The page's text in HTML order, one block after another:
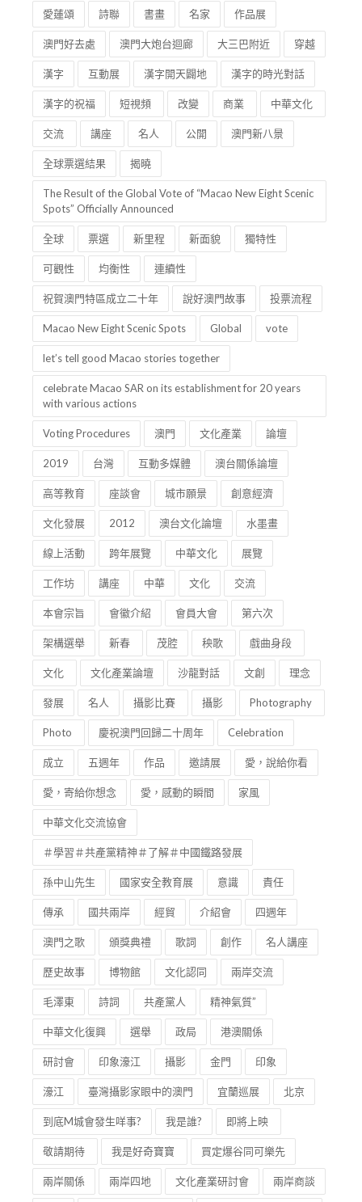
愛蓮頌 詩聯 書畫 名家 作品展
澳門好去處 澳門大炮台迴廊 大三巴附近 穿越
漢字 互動展 漢字開天闢地 漢字的時光對話
漢字的祝福 短視頻 改變 商業 中華文化
交流 講座 名人 公開 澳門新八景
全球票選結果 揭曉
The Result of the Global Vote of “Macao New Eight Scenic
Spots” Officially Announced
全球 票選 新里程 新面貌 獨特性
可觀性 均衡性 連續性
祝賀澳門特區成立二十年 說好澳門故事 投票流程
Macao New Eight Scenic Spots Global vote
let’s tell good Macao stories together
celebrate Macao SAR on its establishment for 20 years
with various actions
Voting Procedures 澳門 文化產業 論壇
2019 台灣 互動多媒體 澳台關係論壇
高等教育 座談會 城市願景 創意經濟
文化發展 2012 澳台文化論壇 水墨畫
線上活動 跨年展覽 中華文化 展覽
工作坊 講座 中華 文化 交流
本會宗旨 會徽介紹 會員大會 第六次
架構選舉 新春 茂腔 秧歌 戲曲身段
文化 文化產業論壇 沙龍對話 文創 理念
發展 名人 攝影比賽 攝影 Photography
Photo 慶祝澳門回歸二十周年 Celebration
成立 五週年 作品 邀請展 愛，說給你看
愛，寄給你想念 愛，感動的瞬間 家風
中華文化交流協會
＃學習＃共產黨精神＃了解＃中國鐵路發展
孫中山先生 國家安全教育展 意識 責任
傳承 國共兩岸 經貿 介紹會 四週年
澳門之歌 頒獎典禮 歌詞 創作 名人講座
歷史故事 博物館 文化認同 兩岸交流
毛澤東 詩詞 共產黨人 精神氣質”
中華文化復興 選舉 政局 港澳關係
研討會 印象濠江 攝影 金門 印象
濠江 臺灣攝影家眼中的澳門 宜蘭巡展 北京
到底M城會發生咩事? 我是誰? 即將上映
敬請期待 我是好奇寶寶 買定爆谷同可樂先
兩岸關係 兩岸四地 文化產業研討會 兩岸商談